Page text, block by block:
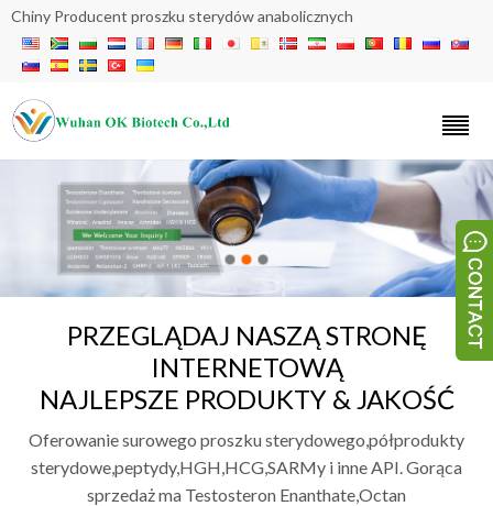
Chiny Producent proszku sterydów anabolicznych
PRZEGLĄDAJ NASZĄ STRONĘ
INTERNETOWĄ
NAJLEPSZE PRODUKTY & JAKOŚĆ
Oferowanie surowego proszku sterydowego,półprodukty
sterydowe,peptydy,HGH,HCG,SARMy i inne API. Gorąca
sprzedaż ma Testosteron Enanthate,Octan